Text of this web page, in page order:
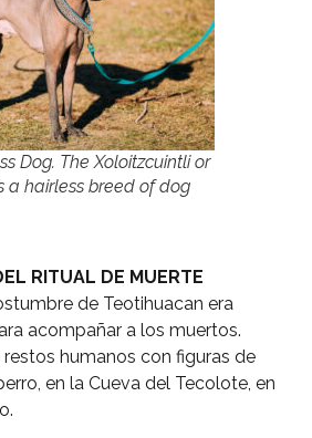
Dog. The Xoloitzcuintli or
a hairless breed of dog
RITUAL DE MUERTE
de Teotihuacan era
acompañar a los muertos.
humanos con figuras de
en la Cueva del Tecolote, en